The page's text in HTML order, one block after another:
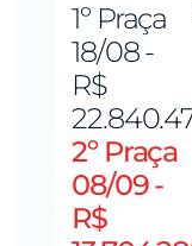
1º Praça
18/08 -
R$
2º Praça
08/09 -
R$